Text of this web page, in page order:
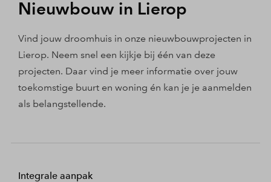
Nieuwbouw in Lierop
Vind jouw droomhuis in onze nieuwbouwprojecten in
Lierop. Neem snel een kijkje bij één van deze
projecten. Daar vind je meer informatie over jouw
toekomstige buurt en woning én kan je je aanmelden
als belangstellende.
Integrale aanpak